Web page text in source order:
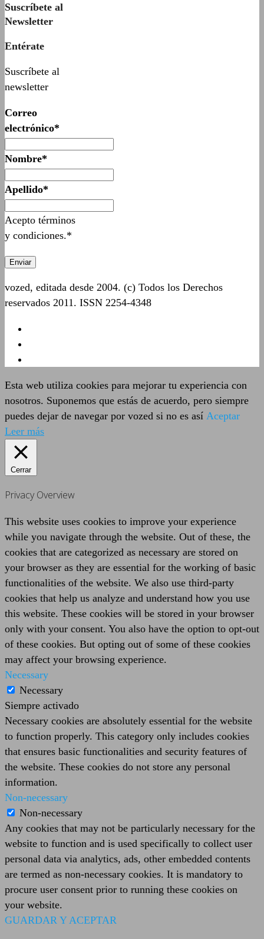
Suscríbete al
Newsletter
Entérate
Suscríbete al
newsletter
Correo
electrónico*
Nombre*
Apellido*
Acepto términos
y condiciones.*
vozed, editada desde 2004. (c) Todos los Derechos
reservados 2011. ISSN 2254-4348
Esta web utiliza cookies para mejorar tu experiencia con
nosotros. Suponemos que estás de acuerdo, pero siempre
puedes dejar de navegar por vozed si no es así Aceptar
Leer más
Cerrar
Privacy Overview
This website uses cookies to improve your experience
while you navigate through the website. Out of these, the
cookies that are categorized as necessary are stored on
your browser as they are essential for the working of basic
functionalities of the website. We also use third-party
cookies that help us analyze and understand how you use
this website. These cookies will be stored in your browser
only with your consent. You also have the option to opt-out
of these cookies. But opting out of some of these cookies
may affect your browsing experience.
Necessary
Necessary
Siempre activado
Necessary cookies are absolutely essential for the website
to function properly. This category only includes cookies
that ensures basic functionalities and security features of
the website. These cookies do not store any personal
information.
Non-necessary
Non-necessary
Any cookies that may not be particularly necessary for the
website to function and is used specifically to collect user
personal data via analytics, ads, other embedded contents
are termed as non-necessary cookies. It is mandatory to
procure user consent prior to running these cookies on
your website.
GUARDAR Y ACEPTAR